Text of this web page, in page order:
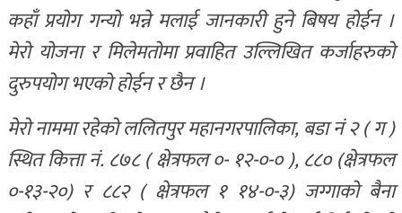
कहाँ प्रयोग गन्यो भन्ने मलाई जानकारी हुने बिषय होईन ।
मेरो योजना र मिलेमतोमा प्रवाहित उल्लिखित कर्जाहरुको
दुरुपयोग भएको होईन र छैन ।
मेरो नाममा रहेको ललितपुर महानगरपालिका, बडा नं २ ( ग )
स्थित कित्ता नं. ८७८ ( क्षेत्रफल ०- १२-०-० ), ८८० (क्षेत्रफल
०-१३-२०) र ८८२ ( क्षेत्रफल १ १४-०-३) जग्गाको बैना